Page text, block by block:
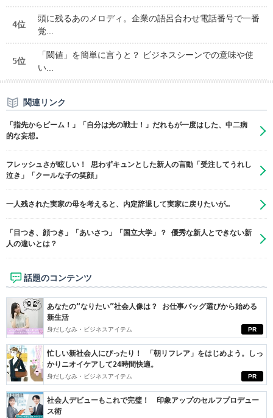
4位
頭に残るあのメロディ。企業の語呂合わせ電話番号で一番
覚...
5位
「閾値」を簡単に言うと？ ビジネスシーンでの意味や使
い...
関連リンク
「指先からビーム！」「自分は光の戦士！」だれもが一度はした、中二病
的な妄想。
フレッシュさが眩しい！ 思わずキュンとした新人の言動「受注してうれし
泣き」「クールな子の笑顔」
一人残された実家の母を考えると、内定辞退して実家に戻りたいが…
「目つき、顔つき」「あいさつ」「国立大学」？ 優秀な新人とできない新
人の違いとは？
話題のコンテンツ
PR
あなたの“なりたい”社会人像は？ お仕事バッグ選びから始める
新生活
身だしなみ・ビジネスアイテム
PR
忙しい新社会人にぴったり！ 「朝リフレア」をはじめよう。しっ
かりニオイケアして24時間快適。
身だしなみ・ビジネスアイテム
社会人デビューもこれで完璧！ 印象アップのセルフプロデュー
ス術